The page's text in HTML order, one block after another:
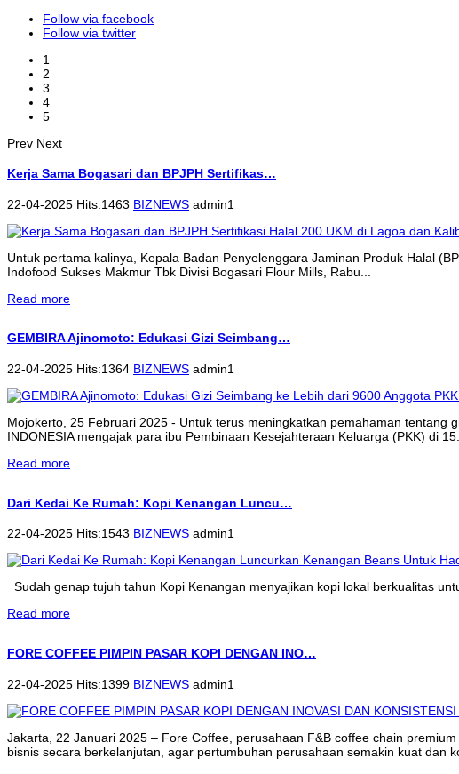
Follow via facebook
Follow via twitter
1
2
3
4
5
Prev Next
Kerja Sama Bogasari dan BPJPH Sertifikas…
22-04-2025 Hits:1463 BIZNEWS admin1
Untuk pertama kalinya, Kepala Badan Penyelenggara Jaminan Produk Halal
Indofood Sukses Makmur Tbk Divisi Bogasari Flour Mills, Rabu...
Read more
GEMBIRA Ajinomoto: Edukasi Gizi Seimbang…
22-04-2025 Hits:1364 BIZNEWS admin1
Mojokerto, 25 Februari 2025 - Untuk terus meningkatkan pemahaman tentang
INDONESIA mengajak para ibu Pembinaan Kesejahteraan Keluarga (PKK) di 15...
Read more
Dari Kedai Ke Rumah: Kopi Kenangan Luncu…
22-04-2025 Hits:1543 BIZNEWS admin1
Sudah genap tujuh tahun Kopi Kenangan menyajikan kopi lokal berkualitas
Read more
FORE COFFEE PIMPIN PASAR KOPI DENGAN INO…
22-04-2025 Hits:1399 BIZNEWS admin1
Jakarta, 22 Januari 2025 – Fore Coffee, perusahaan F&B coffee chain
bisnis secara berkelanjutan, agar pertumbuhan perusahaan semakin kuat dan